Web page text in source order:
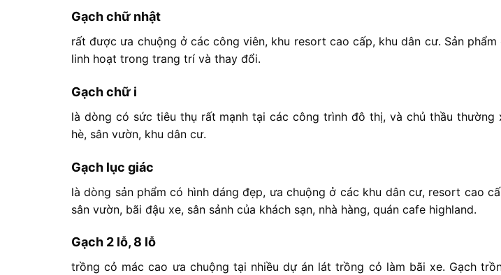
Gạch chữ nhật
rất được ưa chuộng ở các công viên, khu resort cao cấp, khu dân cư. Sản
linh hoạt trong trang trí và thay đổi.
Gạch chữ i
là dòng có sức tiêu thụ rất mạnh tại các công trình đô thị, và chủ thầu thường
hè, sân vườn, khu dân cư.
Gạch lục giác
là dòng sản phẩm có hình dáng đẹp, ưa chuộng ở các khu dân cư, resort cao
sân vườn, bãi đậu xe, sân sảnh của khách sạn, nhà hàng, quán cafe highland.
Gạch 2 lỗ, 8 lỗ
trồng cỏ mác cao ưa chuộng tại nhiều dự án lát trồng cỏ làm bãi xe. Gạch